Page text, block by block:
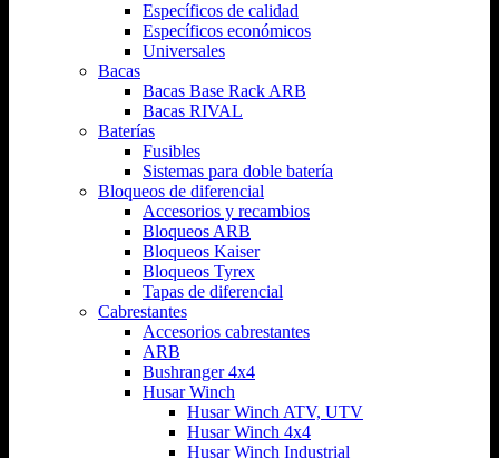
Específicos de calidad
Específicos económicos
Universales
Bacas
Bacas Base Rack ARB
Bacas RIVAL
Baterías
Fusibles
Sistemas para doble batería
Bloqueos de diferencial
Accesorios y recambios
Bloqueos ARB
Bloqueos Kaiser
Bloqueos Tyrex
Tapas de diferencial
Cabrestantes
Accesorios cabrestantes
ARB
Bushranger 4x4
Husar Winch
Husar Winch ATV, UTV
Husar Winch 4x4
Husar Winch Industrial